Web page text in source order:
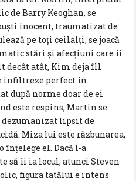
Barry Keoghan, se
inocent, traumatizat de
pe toţi ceilalţi, se joacă
stări şi afecţiuni care îi
decât atât, Kim deja îll
infiltreze perfect în
după norme doar de ei
este respins, Martin se
lipsit de
Miza lui este răzbunarea,
înţelege el. Dacă l-a
să îi ia locul, atunci Steven
figura tatălui e intens